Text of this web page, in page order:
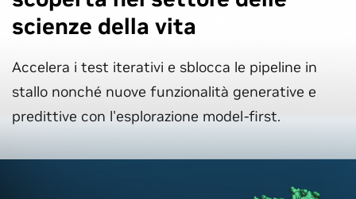
scienze della vita
Accelera i test iterativi e sblocca le pipeline in
stallo nonché nuove funzionalità generative e
predittive con l'esplorazione model-first.